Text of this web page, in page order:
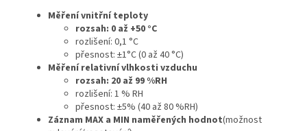
Měření vnitřní teploty
rozsah: 0 až +50 °C
rozlišení: 0,1 °C
přesnost: ±1°C (0 až 40 °C)
Měření relativní vlhkosti vzduchu
rozsah: 20 až 99 %RH
rozlišení: 1 % RH
přesnost: ±5% (40 až 80 %RH)
Záznam MAX a MIN naměřených hodnot(možnost